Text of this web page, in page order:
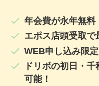
年会費が永年無料
エポス店頭受取で
WEB申し込み限
ドリボの初日・
可能！